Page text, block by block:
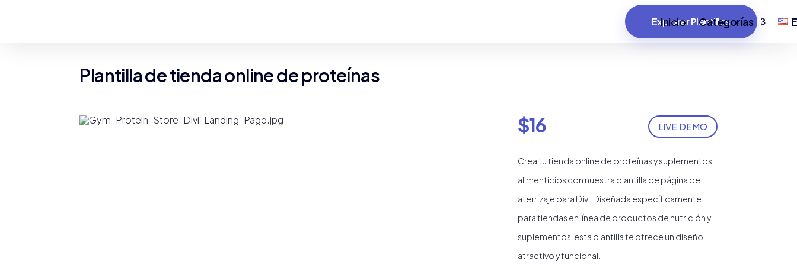
Inicio Categorías
Explorar Plantillas
Plantilla de tienda online de proteínas
LIVE DEMO
$16
Crea tu tienda online de proteínas y suplementos
alimenticios con nuestra plantilla de página de
aterrizaje para Divi. Diseñada específicamente
para tiendas en línea de productos de nutrición y
suplementos, esta plantilla te ofrece un diseño
atractivo y funcional.